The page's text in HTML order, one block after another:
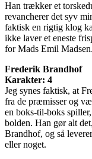
Han trækker et
revancherer det syv
faktisk en rigtig klog
ikke laver et eneste
for Mads Emil Madsen.
Frederik Brandhof
Karakter: 4
Jeg synes faktisk, at
fra de præmisser og
en boks-til-boks
bolden. Han gør alt
Brandhof, og så
eller noget.